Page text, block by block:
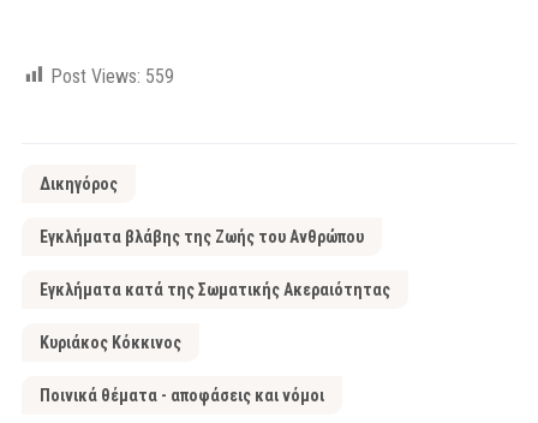
Post Views: 559
Δικηγόρος
Εγκλήματα βλάβης της Ζωής του Ανθρώπου
Εγκλήματα κατά της Σωματικής Ακεραιότητας
Κυριάκος Κόκκινος
Ποινικά θέματα - αποφάσεις και νόμοι